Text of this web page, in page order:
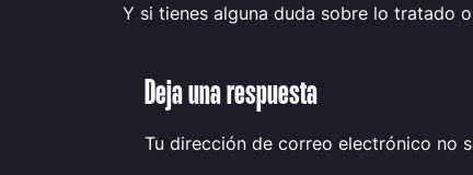
Y si tienes alguna duda sobre lo tratado
Deja una respuesta
Tu dirección de correo electrónico no